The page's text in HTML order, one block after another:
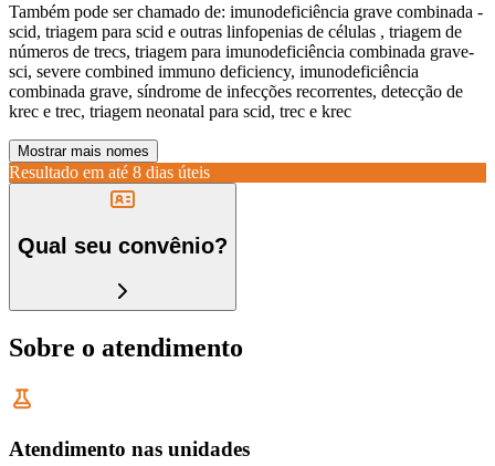
Também pode ser chamado de: imunodeficiência grave combinada -
scid, triagem para scid e outras linfopenias de células , triagem de
números de trecs, triagem para imunodeficiência combinada grave-
sci, severe combined immuno deficiency, imunodeficiência
combinada grave, síndrome de infecções recorrentes, detecção de
krec e trec, triagem neonatal para scid, trec e krec
Mostrar mais nomes
Resultado em até 8 dias úteis
Qual seu convênio?
Sobre o atendimento
Atendimento nas unidades